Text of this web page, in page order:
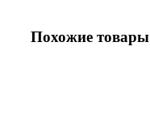
Похожие товары